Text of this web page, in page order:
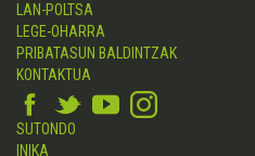
LAN-POLTSA
LEGE-OHARRA
PRIBATASUN BALDINTZAK
KONTAKTUA
SUTONDO
INIKA